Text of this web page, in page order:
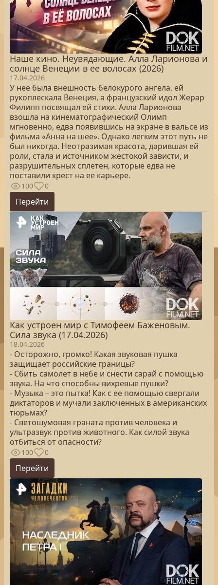
Наше кино. Неувядающие. Алла Ларионова и
солнце Венеции в ее волосах (2026)
17.04.2026
У нее была внешность белокурого ангела, ей
рукоплескала Венеция, а французский идол Жерар
Филипп посвящал ей стихи. Алла Ларионова
взошла на кинематографический Олимп
мгновенно, едва появившись на экране в вальсе из
фильма «Анна на шее». Однако легким этот путь не
был никогда. Неотразимая красота, дарившая ей
роли, стала и источником жестокой зависти, и
разрушительных сплетен, которые едва не
поставили крест на ее карьере.
100 0
Перейти
Как устроен мир с Тимофеем Баженовым.
Сила звука (17.04.2026)
18.04.2026
- Осторожно, громко! Какая звуковая пушка
защищает российские границы?
- Сбить самолет в небе и снести сарай с помощью
звука. На что способны вихревые пушки?
- Музыка – это пытка! Как с ее помощью свергали
диктаторов и мучали заключенных в американских
тюрьмах?
- Светошумовая граната против человека и
ультразвук против животного. Как силой звука
отбиться от опасности?
100 0
Перейти